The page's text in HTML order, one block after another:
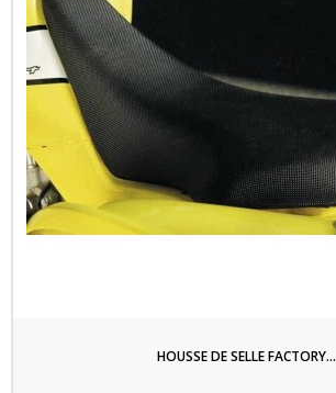
HOUSSE DE SELLE FACTORY...